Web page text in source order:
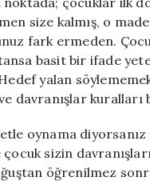
size kalmış, o
fark ermeden.
basit bir ifade
yalan
davranışlar kuralları
oynama diyorsanız
sizin
öğrenilmez